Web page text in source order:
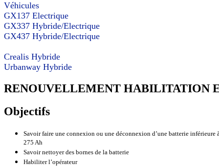
Véhicules
GX137 Electrique
GX337 Hybride/Electrique
GX437 Hybride/Electrique
Crealis Hybride
Urbanway Hybride
RENOUVELLEMENT HABILITATION
Objectifs
Savoir faire une connexion ou une déconnexion d’une batterie
275 Ah
Savoir nettoyer des bornes de la batterie
Habiliter l’opérateur